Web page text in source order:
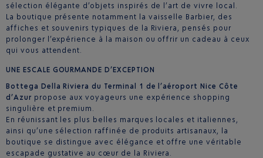
sélection élégante d’objets inspirés de l’art de vivre local.
La boutique présente notamment la vaisselle Barbier, des
affiches et souvenirs typiques de la Riviera, pensés pour
prolonger l’expérience à la maison ou offrir un cadeau à ceux
qui vous attendent.
UNE ESCALE GOURMANDE D’EXCEPTION
Bottega Della Riviera du Terminal 1 de l’aéroport Nice Côte
d’Azur propose aux voyageurs une expérience shopping
singulière et premium.
En réunissant les plus belles marques locales et italiennes,
ainsi qu’une sélection raffinée de produits artisanaux, la
boutique se distingue avec élégance et offre une véritable
escapade gustative au cœur de la Riviera.